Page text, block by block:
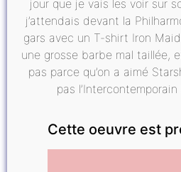
jour que je vais les voir sur
j’attendais devant la
gars avec un T-shirt Iron
une grosse barbe mal taillée,
pas parce qu’on a aimé
pas l’Intercontemporain
Cette oeuvre est